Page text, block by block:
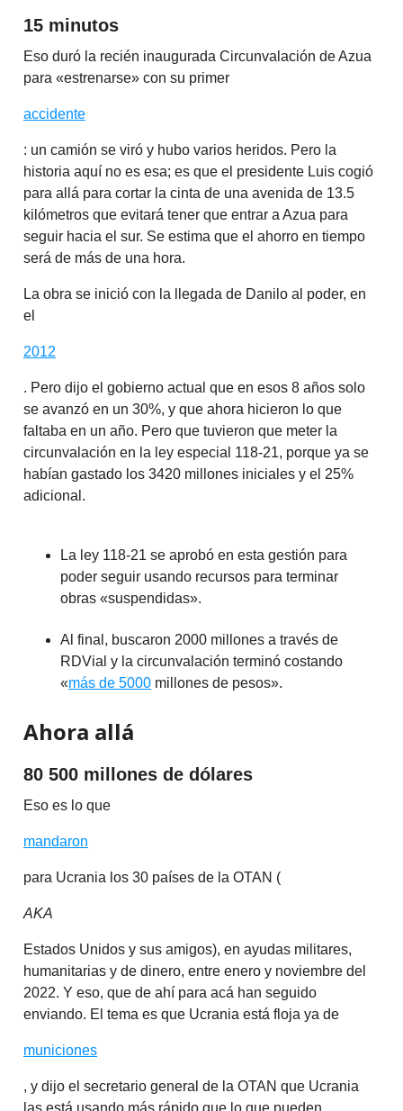
15 minutos
Eso duró la recién inaugurada Circunvalación de Azua
para «estrenarse» con su primer
accidente
: un camión se viró y hubo varios heridos. Pero la
historia aquí no es esa; es que el presidente Luis cogió
para allá para cortar la cinta de una avenida de 13.5
kilómetros que evitará tener que entrar a Azua para
seguir hacia el sur. Se estima que el ahorro en tiempo
será de más de una hora.
La obra se inició con la llegada de Danilo al poder, en
el
2012
. Pero dijo el gobierno actual que en esos 8 años solo
se avanzó en un 30%, y que ahora hicieron lo que
faltaba en un año. Pero que tuvieron que meter la
circunvalación en la ley especial 118-21, porque ya se
habían gastado los 3420 millones iniciales y el 25%
adicional.
La ley 118-21 se aprobó en esta gestión para
poder seguir usando recursos para terminar
obras «suspendidas».
Al final, buscaron 2000 millones a través de
RDVial y la circunvalación terminó costando
«más de 5000 millones de pesos».
Ahora allá
80 500 millones de dólares
Eso es lo que
mandaron
para Ucrania los 30 países de la OTAN (
AKA
Estados Unidos y sus amigos), en ayudas militares,
humanitarias y de dinero, entre enero y noviembre del
2022. Y eso, que de ahí para acá han seguido
enviando. El tema es que Ucrania está floja ya de
municiones
, y dijo el secretario general de la OTAN que Ucrania
las está usando más rápido que lo que pueden